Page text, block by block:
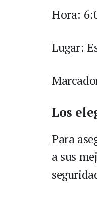
Hora:
Lugar:
Los
Para
a sus